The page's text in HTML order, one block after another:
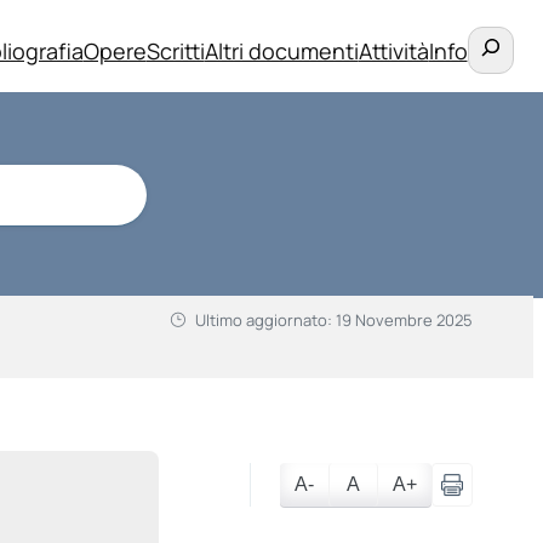
OpereScrittiAltri documentiAttivitàInfo
Cerca
Ultimo aggiornato: 19 Novembre 2025
A- A A+